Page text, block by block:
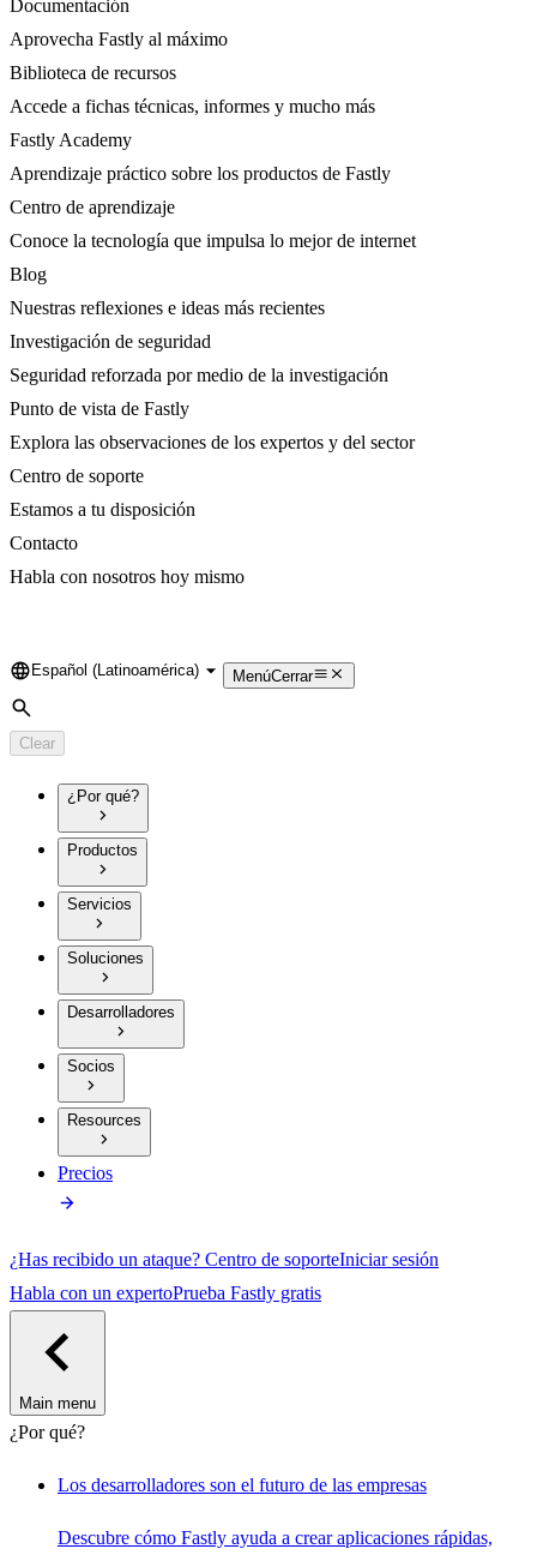
Documentación
Aprovecha Fastly al máximo
Biblioteca de recursos
Accede a fichas técnicas, informes y mucho más
Fastly Academy
Aprendizaje práctico sobre los productos de Fastly
Centro de aprendizaje
Conoce la tecnología que impulsa lo mejor de internet
Blog
Nuestras reflexiones e ideas más recientes
Investigación de seguridad
Seguridad reforzada por medio de la investigación
Punto de vista de Fastly
Explora las observaciones de los expertos y del sector
Centro de soporte
Estamos a tu disposición
Contacto
Habla con nosotros hoy mismo
Language
Español (Latinoamérica) MenúCerrar
Search
Clear
¿Por qué?
Productos
Servicios
Soluciones
Desarrolladores
Socios
Resources
Precios
¿Has recibido un ataque? Centro de soporteIniciar sesión
Habla con un expertoPrueba Fastly gratis
Main menu
¿Por qué?
Los desarrolladores son el futuro de las empresas
Descubre cómo Fastly ayuda a crear aplicaciones rápidas,